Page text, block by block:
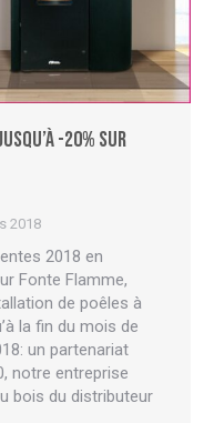
-20% sur
2018
2018 en
Fonte Flamme,
de poêles à
la fin du mois de
un partenariat
notre entreprise
bois du distributeur